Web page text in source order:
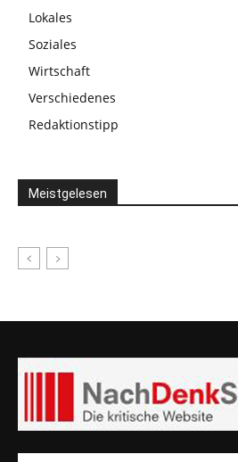
Lokales
Soziales
Wirtschaft
Verschiedenes
Redaktionstipp
Meistgelesen